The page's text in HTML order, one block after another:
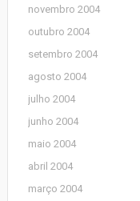
novembro 2004
outubro 2004
setembro 2004
agosto 2004
julho 2004
junho 2004
maio 2004
abril 2004
março 2004